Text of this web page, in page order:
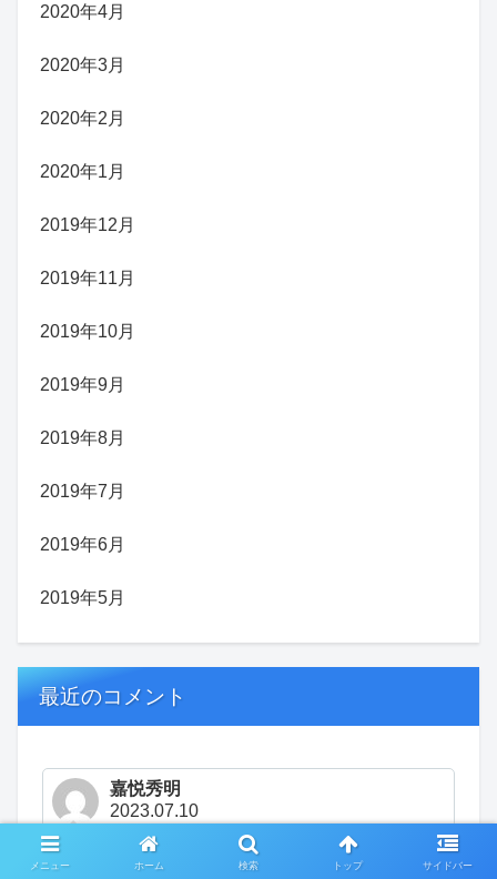
2020年4月
2020年3月
2020年2月
2020年1月
2019年12月
2019年11月
2019年10月
2019年9月
2019年8月
2019年7月
2019年6月
2019年5月
最近のコメント
嘉悦秀明
2023.07.10
貴重な、リサーチありがとうございます。私も文芸社
には、振り回されて、高い見積もり→嫁さんにボロク
メニュー ホーム 検索 トップ サイドバー